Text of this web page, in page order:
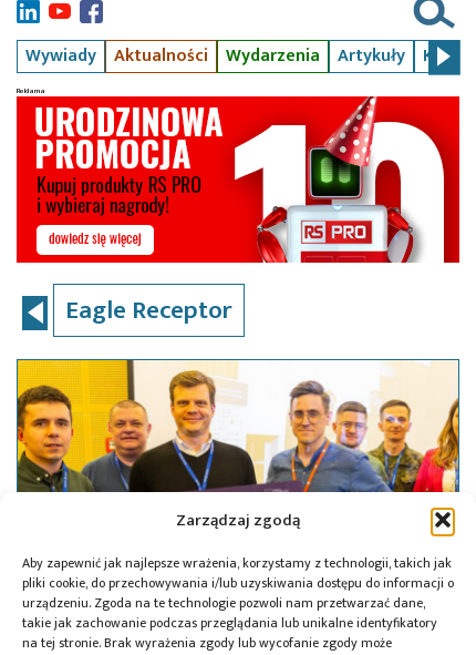
Zarządzaj zgodą
Aby zapewnić jak najlepsze wrażenia, korzystamy z technologii, takich jak
pliki cookie, do przechowywania i/lub uzyskiwania dostępu do informacji o
urządzeniu. Zgoda na te technologie pozwoli nam przetwarzać dane,
takie jak zachowanie podczas przeglądania lub unikalne identyfikatory
na tej stronie. Brak wyrażenia zgody lub wycofanie zgody może
Wywiady Aktualności Wydarzenia Artykuły Kursy
Eagle Receptor